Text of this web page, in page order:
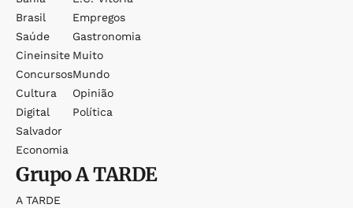
Brasil
Saúde
Cineinsite
Concursos
Cultura
Digital
Salvador
Economia
Empregos
Gastronomia
Muito
Mundo
Opinião
Política
GrupoA TARDE
A TARDE